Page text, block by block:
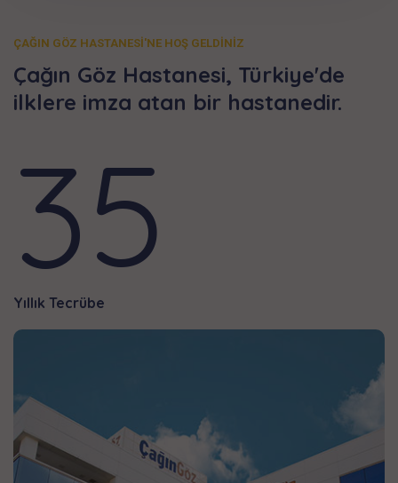
ÇAĞIN GÖZ HASTANESİ'NE HOŞ GELDİNİZ
Çağın Göz Hastanesi, Türkiye'de
ilklere imza atan bir hastanedir.
35
Yıllık Tecrübe